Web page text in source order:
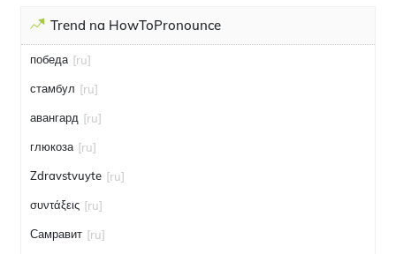
Trend na HowToPronounce
победа [ru]
стамбул [ru]
авангард [ru]
глюкоза [ru]
Zdravstvuyte [ru]
συντάξεις [ru]
Самравит [ru]